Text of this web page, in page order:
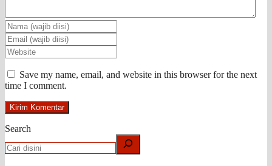
Save my name, email, and website in this browser for the next
time I comment.
Search